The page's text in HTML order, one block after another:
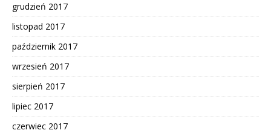
grudzień 2017
listopad 2017
październik 2017
wrzesień 2017
sierpień 2017
lipiec 2017
czerwiec 2017